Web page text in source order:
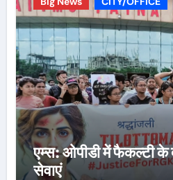
एम्स: ओपीडी में फैकल्टी के
सेवाएं